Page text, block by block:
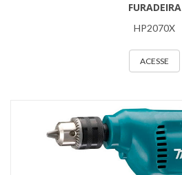
FURADEIRA
HP2070X
ACESSE